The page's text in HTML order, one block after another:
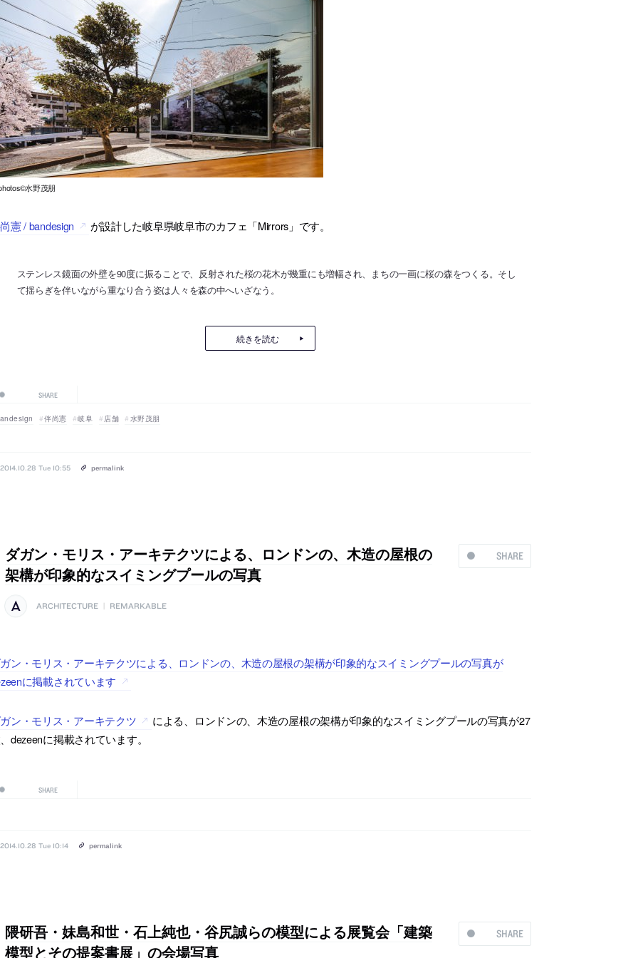
水野茂朋
憲 / bandesign が設計した岐阜県岐阜市のカフェ「Mirrors」です。
ステンレス鏡面の外壁を90度に振ることで、反射された桜の花木が幾重にも増幅され、まちの一画に桜の森をつくる。そし
て揺らぎを伴いながら重なり合う姿は人々を森の中へいざなう。
続きを読む
SHARE
伴尚憲 岐阜 店舗 水野茂朋
2014.10.28 Tue 10:55 permalink
SHARE
ダガン・モリス・アーキテクツによる、ロンドンの、木造の屋根の
架構が印象的なスイミングプールの写真
ARCHITECTURE REMARKABLE
ン・モリス・アーキテクツによる、ロンドンの、木造の屋根の架構が印象的なスイミングプールの写真が
に掲載されています
ン・モリス・アーキテクツ
による、ロンドンの、木造の屋根の架構が印象的なスイミングプールの写真が27
dezeenに掲載されています。
SHARE
2014.10.28 Tue 10:14 permalink
SHARE
隈研吾・妹島和世・石上純也・谷尻誠らの模型による展覧会「建築
模型とその提案書展」の会場写真